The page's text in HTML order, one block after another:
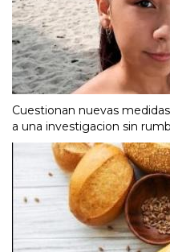
Cuestionan nuevas
a una investigacion sin